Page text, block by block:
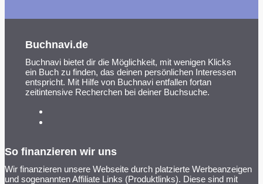
Buchnavi.de
Buchnavi bietet dir die Möglichkeit, mit wenigen Klicks
ein Buch zu finden, das deinen persönlichen Interessen
entspricht. Mit Hilfe von Buchnavi entfallen fortan
zeitintensive Recherchen bei deiner Buchsuche.
So finanzieren wir uns
Wir finanzieren unsere Webseite durch platzierte Werbeanzeigen
und sogenannten Affiliate Links (Produktlinks). Diese sind mit